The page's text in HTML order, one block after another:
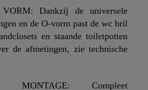
Dankzij de universele
en de O-vorm past de wc bril
en staande toiletpotten
de afmetingen, zie technische
MONTAGE: Compleet